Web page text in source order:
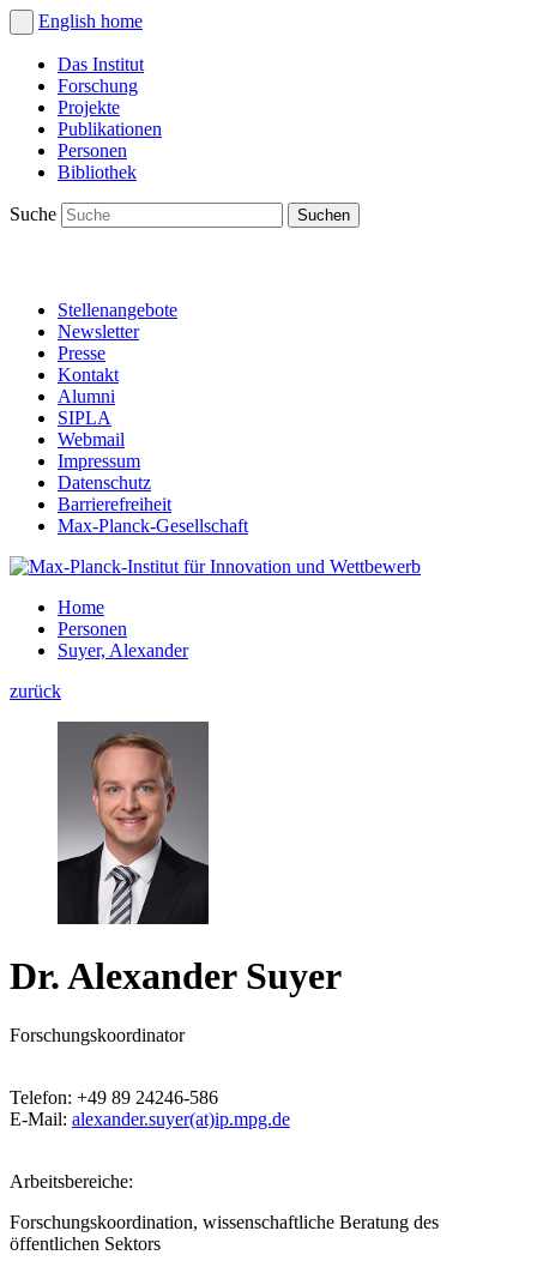
English home
Das Institut
Forschung
Projekte
Publikationen
Personen
Bibliothek
Suche
Stellenangebote
Newsletter
Presse
Kontakt
Alumni
SIPLA
Webmail
Impressum
Datenschutz
Barrierefreiheit
Max-Planck-Gesellschaft
Home
Personen
Suyer, Alexander
zurück
Dr. Alexander Suyer
Forschungskoordinator
Telefon: +49 89 24246-586
E-Mail: alexander.suyer(at)ip.mpg.de
Arbeitsbereiche:
Forschungskoordination, wissenschaftliche Beratung des
öffentlichen Sektors